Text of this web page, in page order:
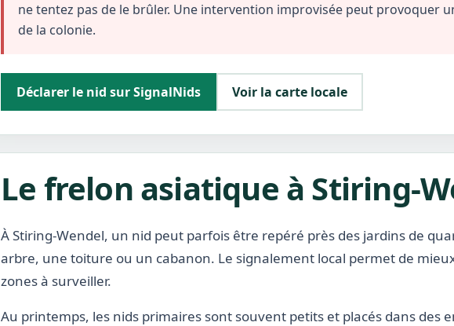
ne tentez pas de le brûler. Une intervention improvisée peut provoquer
de la colonie.
Déclarer le nid sur SignalNids Voir la carte locale
Le frelon asiatique à Stiring-
À Stiring-Wendel, un nid peut parfois être repéré près des jardins de
arbre, une toiture ou un cabanon. Le signalement local permet de
zones à surveiller.
Au printemps, les nids primaires sont souvent petits et placés dans des